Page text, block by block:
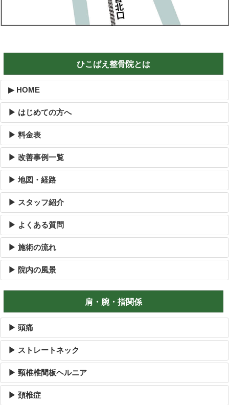
ひこばえ整骨院とは
▶ HOME
▶ はじめての方へ
▶ 料金表
▶ 改善事例一覧
▶ 地図・経路
▶ スタッフ紹介
▶ よくある質問
▶ 施術の流れ
▶ 院内の風景
肩・腕・指関係
▶ 頭痛
▶ ストレートネック
▶ 頸椎椎間板ヘルニア
▶ 頚椎症